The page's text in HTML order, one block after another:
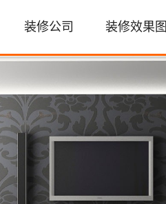
装修公司 装修效果图